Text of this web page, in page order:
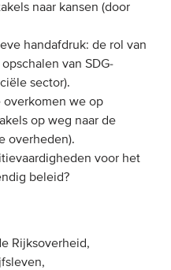
naar kansen (door
handafdruk: de rol van
van SDG-
sector).
overkomen we op
op weg naar de
overheden).
voor het
beleid?
Rijksoverheid,